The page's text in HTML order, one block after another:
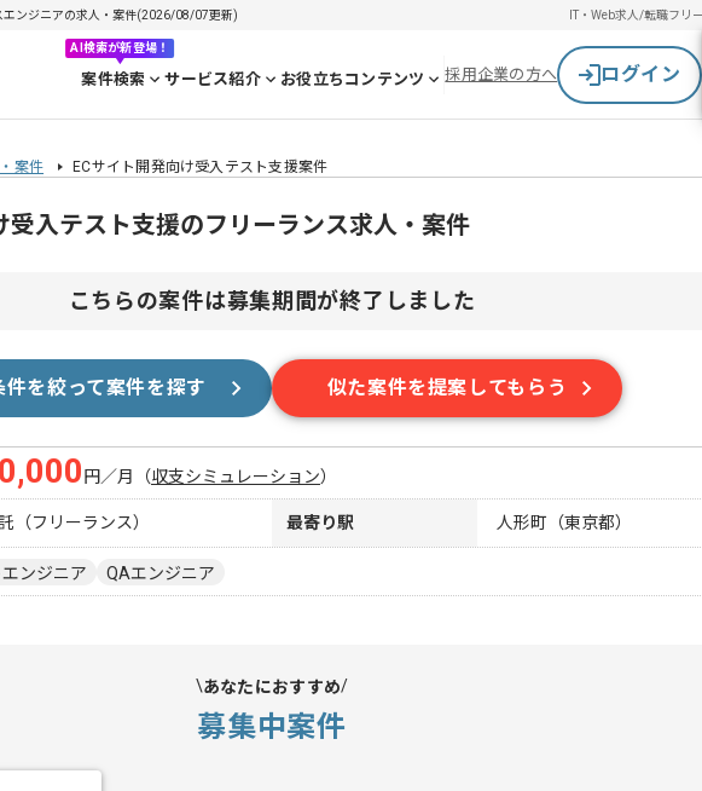
エンジニアの求人・案件(2026/08/07更新) IT・Web求人/転職フリ
AI検索が新登場！
案件検索 サービス紹介 お役立ちコンテンツ 採用企業の方へ ログイン
案件 ECサイト開発向け受入テスト支援案件
受入テスト支援のフリーランス求人・案件
こちらの案件は募集期間が終了しました
件を絞って案件を探す 似た案件を提案してもらう
円／月 （収支シミュレーション）
（フリーランス） 最寄り駅 人形町（東京都）
ンジニア QAエンジニア
あなたにおすすめ
募集中案件